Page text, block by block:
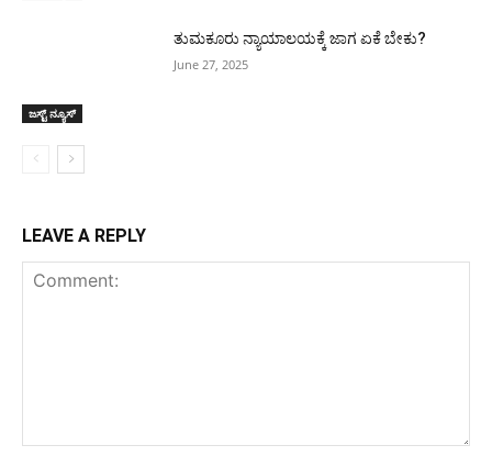
ಜಸ್ಟ್ ನ್ಯೂಸ್
ತುಮಕೂರು ನ್ಯಾಯಾಲಯಕ್ಕೆ ಜಾಗ ಏಕೆ ಬೇಕು?
June 27, 2025
LEAVE A REPLY